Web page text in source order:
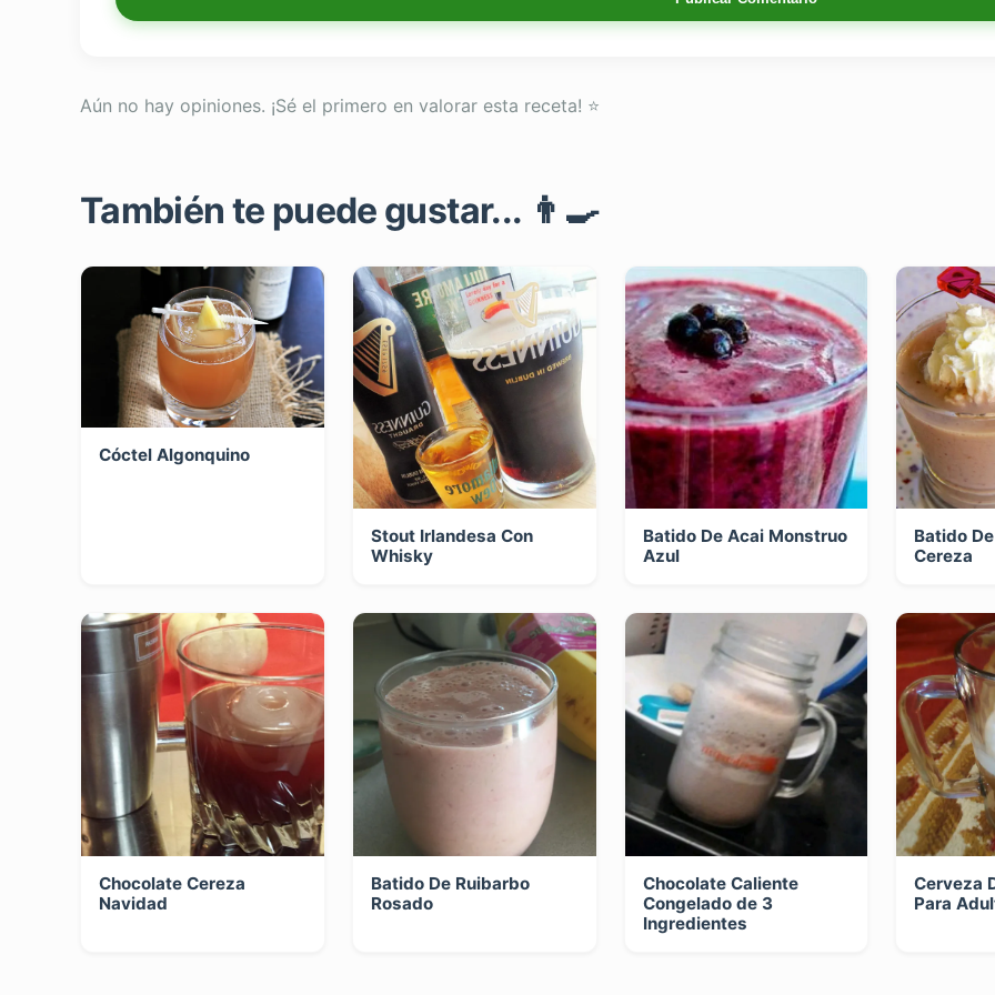
Aún no hay opiniones. ¡Sé el primero en valorar esta receta! ⭐
También te puede gustar... 👨‍🍳
Cóctel Algonquino
Stout Irlandesa Con
Whisky
Batido De Acai Monstruo
Azul
Batido
Cereza
Chocolate Cereza
Navidad
Batido De Ruibarbo
Rosado
Chocolate Caliente
Congelado de 3
Ingredientes
Cerveza
Para